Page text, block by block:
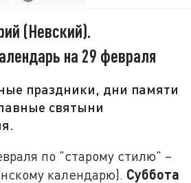
(Невский).
на 29 февраля
праздники, дни памяти
святыни
по "старому стилю" –
календарю). Суббота